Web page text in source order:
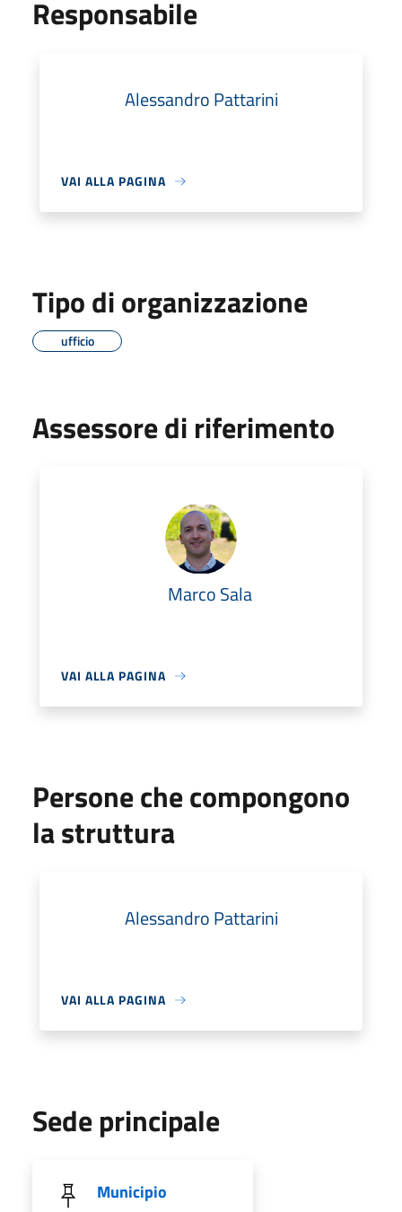
Responsabile
Alessandro Pattarini
VAI ALLA PAGINA
Tipo di organizzazione
ufficio
Assessore di riferimento
Marco Sala
VAI ALLA PAGINA
Persone che compongono
la struttura
Alessandro Pattarini
VAI ALLA PAGINA
Sede principale
Municipio